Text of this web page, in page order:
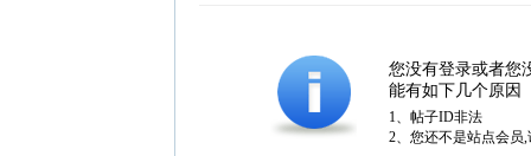
您没有登录或者您
能有如下几个原因
1、帖子ID非法
2、您还不是站点会员